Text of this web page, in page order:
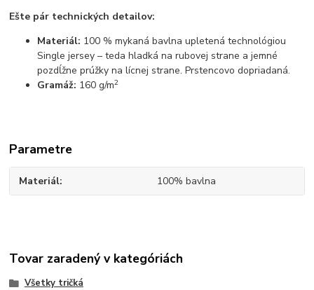
Ešte pár technických detailov:
Materiál: 100 % mykaná bavlna upletená technológiou
Single jersey – teda hladká na rubovej strane a jemné
pozdĺžne prúžky na lícnej strane. Prstencovo dopriadaná.
Gramáž: 160 g/m2
Parametre
Materiál 100% bavlna
Tovar zaradený v kategóriách
Všetky tričká